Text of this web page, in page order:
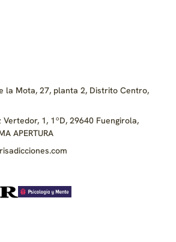
la Mota, 27, planta 2, Distrito Centro,
Vertedor, 1, 1ºD, 29640 Fuengirola,
APERTURA